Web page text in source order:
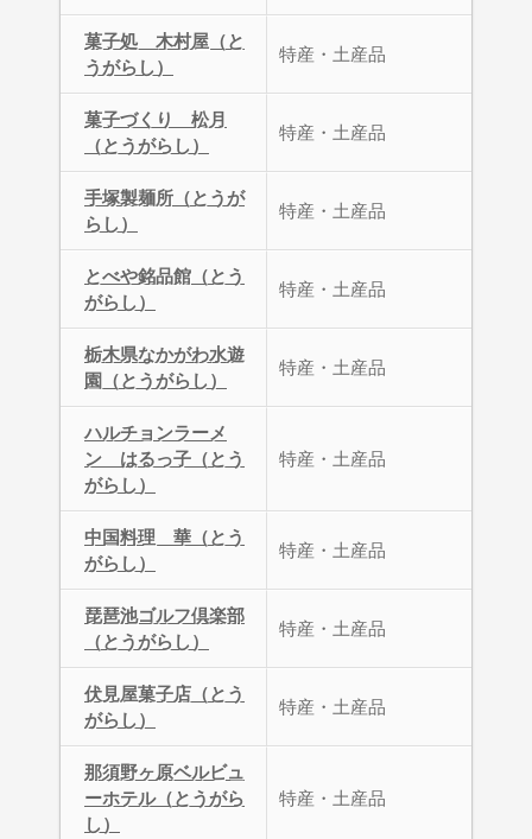
菓子処 木村屋（と
うがらし）
特産・土産品
菓子づくり 松月
（とうがらし）
特産・土産品
手塚製麺所（とうが
らし）
特産・土産品
とべや銘品館（とう
がらし）
特産・土産品
栃木県なかがわ水遊
園（とうがらし）
特産・土産品
ハルチョンラーメ
ン はるっ子（とう
がらし）
特産・土産品
中国料理 華（とう
がらし）
特産・土産品
琵琶池ゴルフ倶楽部
（とうがらし）
特産・土産品
伏見屋菓子店（とう
がらし）
特産・土産品
那須野ヶ原ベルビュ
ーホテル（とうがら
し）
特産・土産品